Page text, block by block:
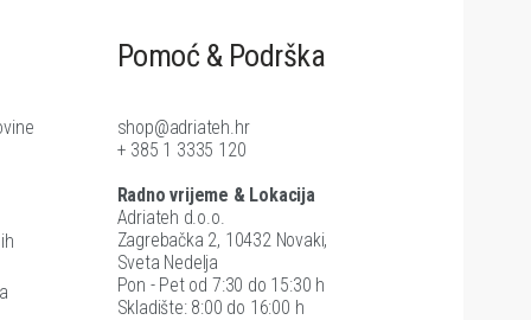
Pomoć & Podrška
shop@adriateh.hr
+ 385 1 3335 120
Radno vrijeme & Lokacija
Adriateh d.o.o.
Zagrebačka 2, 10432 Novaki,
Sveta Nedelja
Pon - Pet od 7:30 do 15:30 h
Skladište: 8:00 do 16:00 h